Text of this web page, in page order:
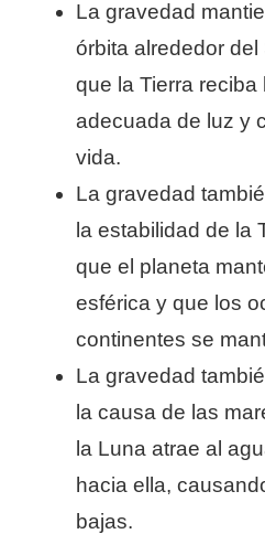
La gravedad
órbita alrededor
que la Tierra reciba
adecuada de luz y
vida.
La gravedad
la estabilidad de la
que el planeta
esférica y que los
continentes se
La gravedad
la causa de las
la Luna atrae al
hacia ella,
bajas.